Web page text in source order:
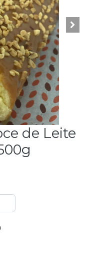
de Leite